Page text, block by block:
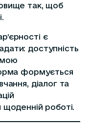
так, щоб
є
доступність
формується
діалог та
щоденній роботі.